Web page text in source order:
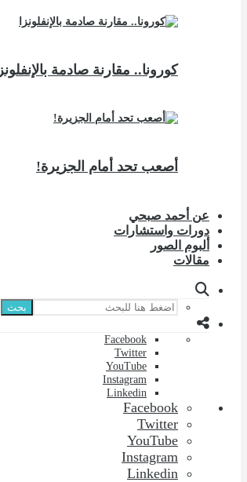
كورونا.. مقارنة صادمة بالإنفلونزا
أصعب تحد أمام الجزيرة!
عن أحمد صبحي
دورات واستشارات
ألبوم الصور
مقالات
بحث
Facebook
Twitter
YouTube
Instagram
Linkedin
Facebook
Twitter
YouTube
Instagram
Linkedin